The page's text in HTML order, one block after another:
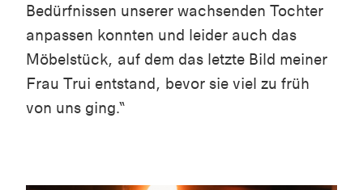
Bedürfnissen unserer wachsenden Tochter
anpassen konnten und leider auch das
Möbelstück, auf dem das letzte Bild meiner
Frau Trui entstand, bevor sie viel zu früh
von uns ging.“